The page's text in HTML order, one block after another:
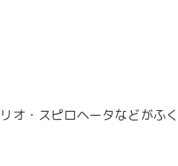
オ・スピロヘータなどがふく